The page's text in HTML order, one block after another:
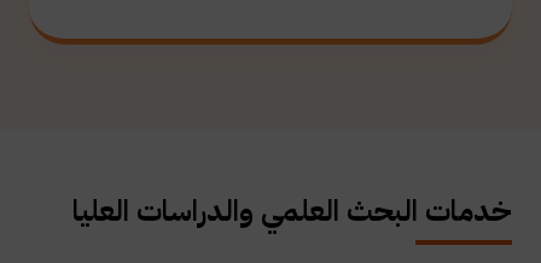
خدمات البحث العلمي والدراسات العليا